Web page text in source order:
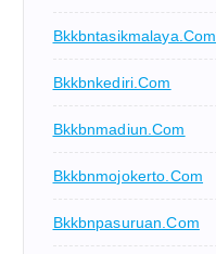
Bkkbntasikmalaya.com
Bkkbnkediri.com
Bkkbnmadiun.com
Bkkbnmojokerto.com
Bkkbnpasuruan.com